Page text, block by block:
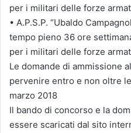
per i militari delle forze
• A.P.S.P. “Ubaldo
tempo pieno 36 ore
per i militari delle forze
Le domande di ammissione
pervenire entro e non oltre
marzo 2018
Il bando di concorso e la
essere scaricati dal sito